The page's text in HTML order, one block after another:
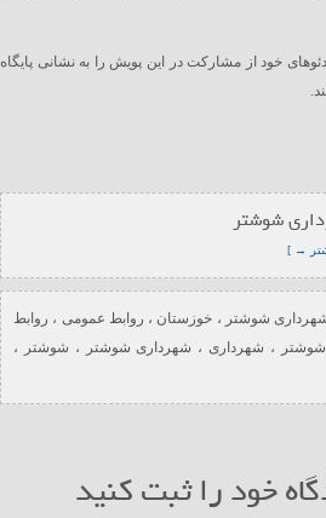
خود از مشارکت در این پویش را به نشانی پایگاه
شوشتر
→ ]
شوشتر ، خوزستان ، روابط عمومی ، روابط
، شهرداری، شهرداری شوشتر ، شوشتر
،
خود را ثبت کنید